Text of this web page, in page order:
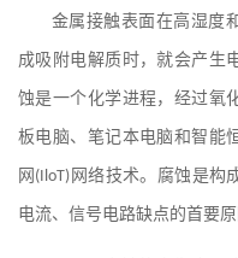
金属接触表面在高湿度
成吸附电解质时，就会产生
蚀是一个化学进程，经过氧
板电脑、笔记本电脑和智能
网 (IloT) 网络技术。腐蚀是构
电流、信号电路缺点的首要原